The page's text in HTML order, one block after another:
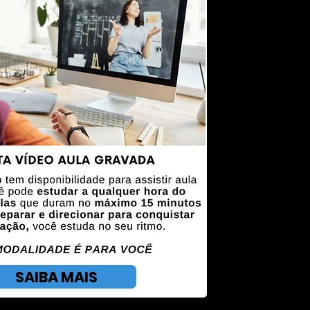
SAIBA MAIS